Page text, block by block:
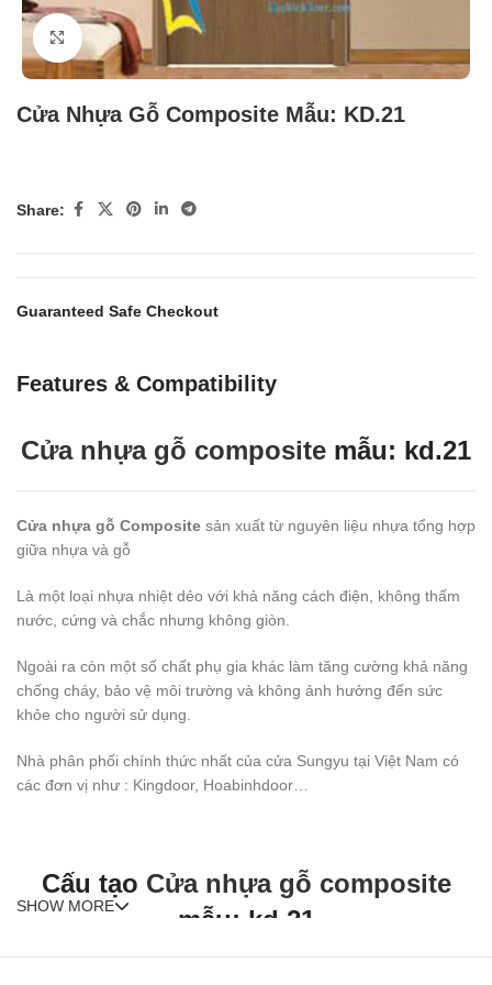
Click to enlarge
Cửa Nhựa Gỗ Composite Mẫu: KD.21
Share:
Guaranteed Safe Checkout
Features & Compatibility
Cửa nhựa gỗ composite mẫu: kd.21
Cửa nhựa gỗ Composite sản xuất từ nguyên liệu nhựa tổng hợp
giữa nhựa và gỗ
Là một loại nhựa nhiệt dẻo với khả năng cách điện, không thấm
nước, cứng và chắc nhưng không giòn.
Ngoài ra còn một số chất phụ gia khác làm tăng cường khả năng
chống cháy, bảo vệ môi trường và không ảnh hưởng đến sức
khỏe cho người sử dụng.
Nhà phân phối chính thức nhất của cửa Sungyu tại Việt Nam có
các đơn vị như : Kingdoor, Hoabinhdoor…
Cấu tạo Cửa nhựa gỗ composite
mẫu: kd.21
SHOW MORE